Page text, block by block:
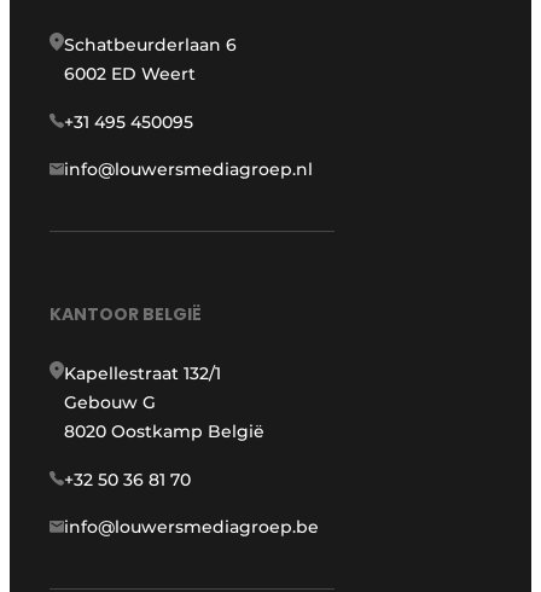
Schatbeurderlaan 6
6002 ED Weert
+31 495 450095
info@louwersmediagroep.nl
KANTOOR BELGIË
Kapellestraat 132/1
Gebouw G
8020 Oostkamp België
+32 50 36 81 70
info@louwersmediagroep.be